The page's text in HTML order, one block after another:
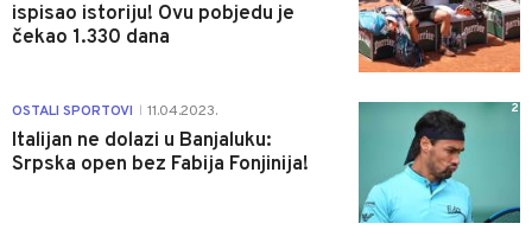
ispisao istoriju! Ovu pobjedu je
čekao 1.330 dana
OSTALI SPORTOVI 11.04.2023.
Italijan ne dolazi u Banjaluku:
Srpska open bez Fabija Fonjinija!
2